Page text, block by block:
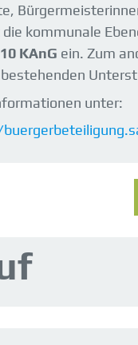
kommunale
KAnG ein. Zum
unter: